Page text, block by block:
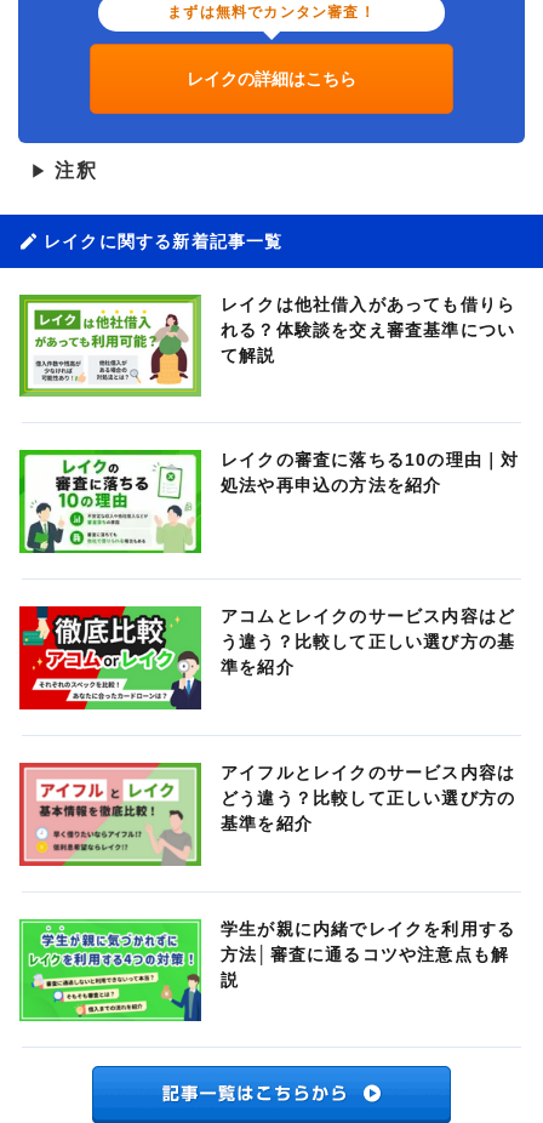
まずは無料でカンタン審査！
レイクの詳細はこちら
▶ 注釈
レイクに関する新着記事一覧
レイクは他社借入があっても借りら
れる？体験談を交え審査基準につい
て解説
レイクの審査に落ちる10の理由｜対
処法や再申込の方法を紹介
アコムとレイクのサービス内容はど
う違う？比較して正しい選び方の基
準を紹介
アイフルとレイクのサービス内容は
どう違う？比較して正しい選び方の
基準を紹介
学生が親に内緒でレイクを利用する
方法│審査に通るコツや注意点も解
説